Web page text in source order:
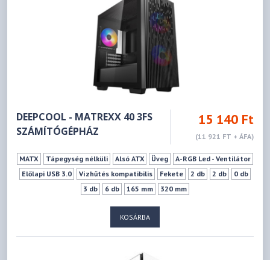
DEEPCOOL - MATREXX 40 3FS
SZÁMÍTÓGÉPHÁZ
15 140 Ft
(11 921 FT + ÁFA)
MATX Tápegység nélküli Alsó ATX Üveg
A-RGB Led - Ventilátor
Előlapi USB 3.0
Vízhűtés kompatibilis Fekete 2 db 2 db
0 db
3 db
6 db 165 mm 320 mm
KOSÁRBA